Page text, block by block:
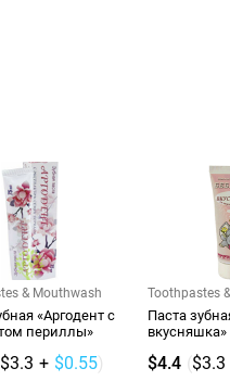
& Mouthwash
«Аргодент с
периллы»
$3.3 + $0.55)
Toothpastes
Паста
вкусняшка»
$4.4 ($3.3